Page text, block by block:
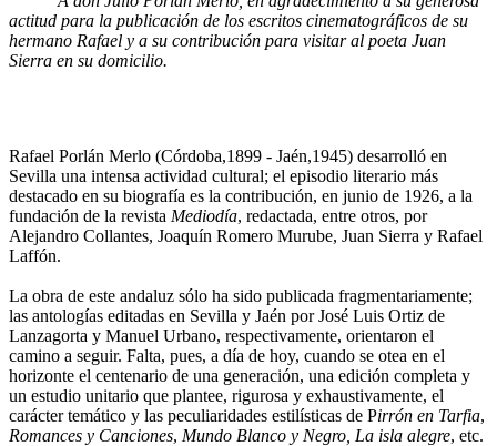
actitud para la publicación de los escritos cinematográficos de su
hermano Rafael y a su contribución para visitar al poeta Juan
Sierra en su domicilio.
Rafael Porlán Merlo (Córdoba,1899 - Jaén,1945) desarrolló en
Sevilla una intensa actividad cultural; el episodio literario más
destacado en su biografía es la contribución, en junio de 1926, a la
fundación de la revista Mediodía, redactada, entre otros, por
Alejandro Collantes, Joaquín Romero Murube, Juan Sierra y Rafael
Laffón.
La obra de este andaluz sólo ha sido publicada fragmentariamente;
las antologías editadas en Sevilla y Jaén por José Luis Ortiz de
Lanzagorta y Manuel Urbano, respectivamente, orientaron el
camino a seguir. Falta, pues, a día de hoy, cuando se otea en el
horizonte el centenario de una generación, una edición completa y
un estudio unitario que plantee, rigurosa y exhaustivamente, el
carácter temático y las peculiaridades estilísticas de Pirrón en Tarfia,
Romances y Canciones, Mundo Blanco y Negro, La isla alegre, etc.